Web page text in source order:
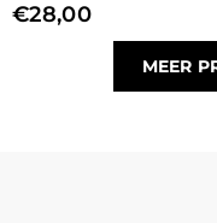
€28,00
MEER